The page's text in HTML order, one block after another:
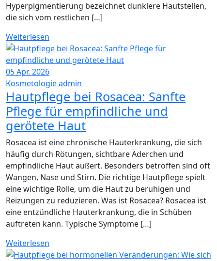
Hyperpigmentierung bezeichnet dunklere Hautstellen,
die sich vom restlichen […]
Weiterlesen
05Apr. 2026
Kosmetologieadmin
Hautpflege bei Rosacea: Sanfte
Pflege für empfindliche und
gerötete Haut
Rosacea ist eine chronische Hauterkrankung, die sich
häufig durch Rötungen, sichtbare Äderchen und
empfindliche Haut äußert. Besonders betroffen sind oft
Wangen, Nase und Stirn. Die richtige Hautpflege spielt
eine wichtige Rolle, um die Haut zu beruhigen und
Reizungen zu reduzieren. Was ist Rosacea? Rosacea ist
eine entzündliche Hauterkrankung, die in Schüben
auftreten kann. Typische Symptome […]
Weiterlesen